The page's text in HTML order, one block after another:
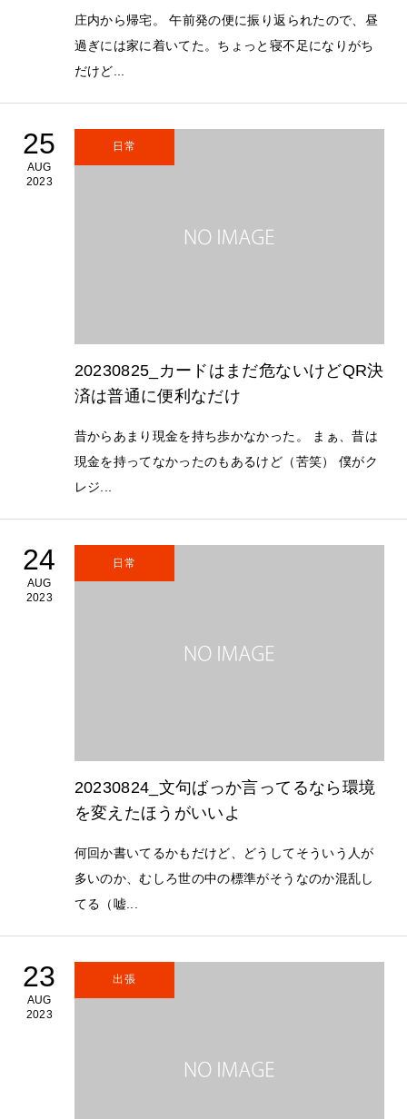
庄内から帰宅。 午前発の便に振り返られたので、昼
過ぎには家に着いてた。ちょっと寝不足になりがち
だけど...
25
AUG
2023
日常
20230825_カードはまだ危ないけどQR決
済は普通に便利なだけ
昔からあまり現金を持ち歩かなかった。 まぁ、昔は
現金を持ってなかったのもあるけど（苦笑） 僕がク
レジ...
24
AUG
2023
日常
20230824_文句ばっか言ってるなら環境
を変えたほうがいいよ
何回か書いてるかもだけど、どうしてそういう人が
多いのか、むしろ世の中の標準がそうなのか混乱し
てる（嘘...
23
AUG
2023
出張